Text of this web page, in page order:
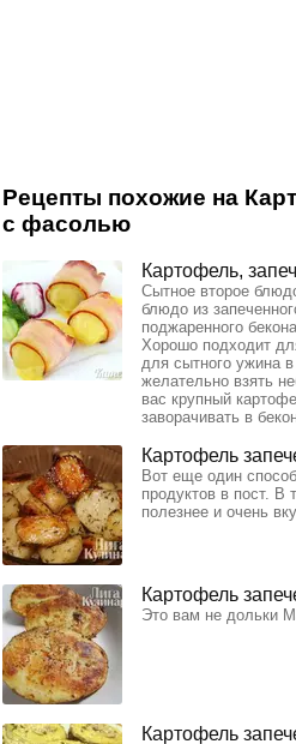
Рецепты похожие на
с фасолью
Картофель,
Сытное второе
блюдо из
поджаренного
Хорошо подходит
для сытного ужина
желательно взять
вас крупный
заворачивать в
Картофель
Вот еще один
продуктов в пост. В
полезнее и очень
Картофель
Это вам не дольки
Картофель